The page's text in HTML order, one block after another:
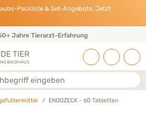
Packliste & Set-Angebote. Jetzt
Jahre Tierarzt-Erfahrung
ENDOZECK - 60 Tabletten